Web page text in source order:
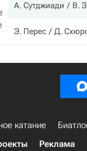
А. Сутджиади В.
Э. Перес Д.
катание
Реклама